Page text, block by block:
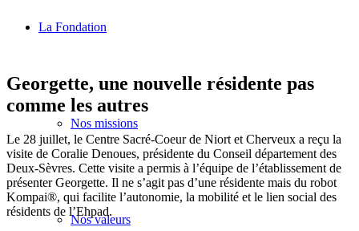
La Fondation
Nos missions
Nos valeurs
Georgette, une nouvelle résidente pas
comme les autres
Le 28 juillet, le Centre Sacré-Coeur de Niort et Cherveux a reçu la
visite de Coralie Denoues, présidente du Conseil département des
Deux-Sèvres. Cette visite a permis à l’équipe de l’établissement de
présenter Georgette. Il ne s’agit pas d’une résidente mais du robot
Kompai®, qui facilite l’autonomie, la mobilité et le lien social des
résidents de l’Ehpad.